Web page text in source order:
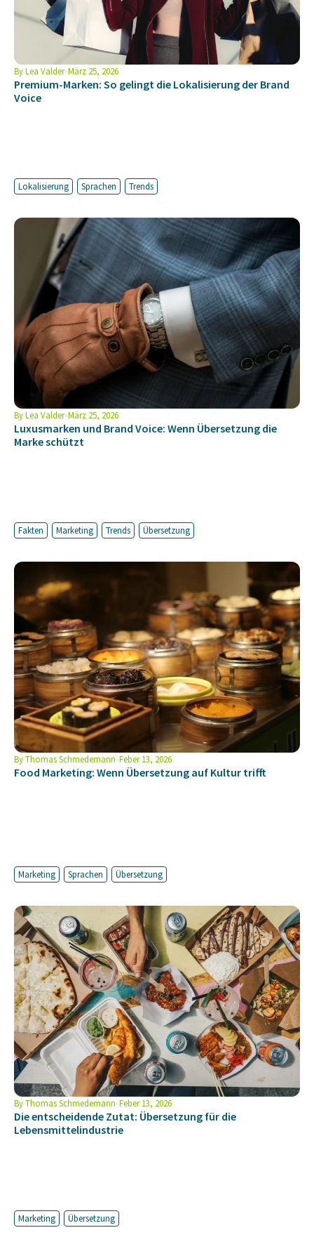
ByLea Valder März 25, 2026
Premium-Marken: So gelingt die Lokalisierung der Brand
Voice
Lokalisierung Sprachen Trends
ByLea Valder März 25, 2026
Luxusmarken und Brand Voice: Wenn Übersetzung die
Marke schützt
Fakten Marketing Trends Übersetzung
ByThomas Schmedemann Feber 13, 2026
Food Marketing: Wenn Übersetzung auf Kultur trifft
Marketing Sprachen Übersetzung
ByThomas Schmedemann Feber 13, 2026
Die entscheidende Zutat: Übersetzung für die
Lebensmittelindustrie
Marketing Übersetzung